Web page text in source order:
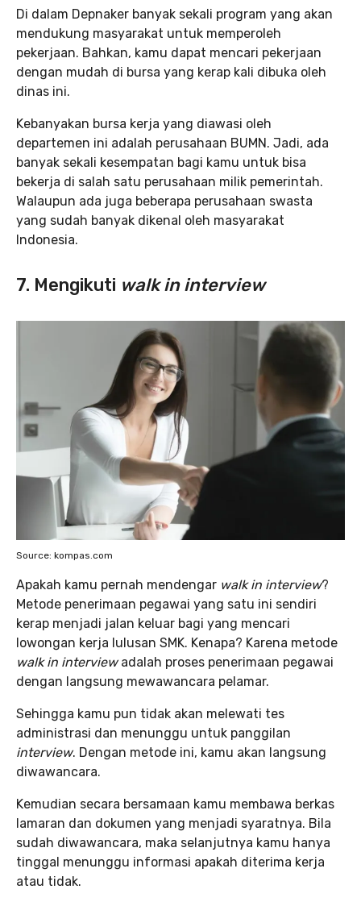
Di dalam Depnaker banyak sekali program yang akan
mendukung masyarakat untuk memperoleh
pekerjaan. Bahkan, kamu dapat mencari pekerjaan
dengan mudah di bursa yang kerap kali dibuka oleh
dinas ini.
Kebanyakan bursa kerja yang diawasi oleh
departemen ini adalah perusahaan BUMN. Jadi, ada
banyak sekali kesempatan bagi kamu untuk bisa
bekerja di salah satu perusahaan milik pemerintah.
Walaupun ada juga beberapa perusahaan swasta
yang sudah banyak dikenal oleh masyarakat
Indonesia.
7. Mengikuti walk in interview
Source: kompas.com
Apakah kamu pernah mendengar walk in interview?
Metode penerimaan pegawai yang satu ini sendiri
kerap menjadi jalan keluar bagi yang mencari
lowongan kerja lulusan SMK. Kenapa? Karena metode
walk in interviewadalah proses penerimaan pegawai
dengan langsung mewawancara pelamar.
Sehingga kamu pun tidak akan melewati tes
administrasi dan menunggu untuk panggilan
interview. Dengan metode ini, kamu akan langsung
diwawancara.
Kemudian secara bersamaan kamu membawa berkas
lamaran dan dokumen yang menjadi syaratnya. Bila
sudah diwawancara, maka selanjutnya kamu hanya
tinggal menunggu informasi apakah diterima kerja
atau tidak.